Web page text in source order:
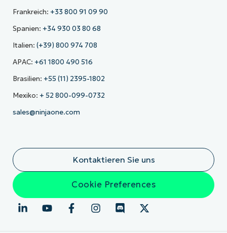
Frankreich: +33 800 91 09 90
Spanien: +34 930 03 80 68
Italien: (+39) 800 974 708
APAC: +61 1800 490 516
Brasilien: +55 (11) 2395-1802
Mexiko: + 52 800-099-0732
sales@ninjaone.com
Kontaktieren Sie uns
Cookie Preferences